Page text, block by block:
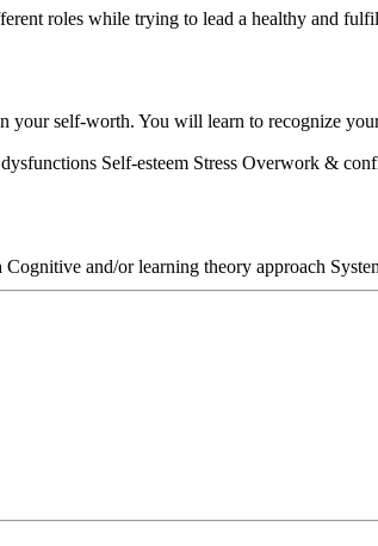
roles while trying to lead a healthy and
self-worth. You will learn to recognize
Self-esteem Stress Overwork &
Cognitive and/or learning theory approach